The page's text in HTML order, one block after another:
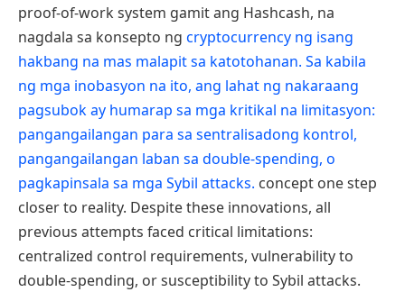
proof-of-work system gamit ang Hashcash, na
nagdala sa konsepto ng cryptocurrency ng isang
hakbang na mas malapit sa katotohanan. Sa kabila
ng mga inobasyon na ito, ang lahat ng nakaraang
pagsubok ay humarap sa mga kritikal na limitasyon:
pangangailangan para sa sentralisadong kontrol,
pangangailangan laban sa double-spending, o
pagkapinsala sa mga Sybil attacks. concept one step
closer to reality. Despite these innovations, all
previous attempts faced critical limitations:
centralized control requirements, vulnerability to
double-spending, or susceptibility to Sybil attacks.